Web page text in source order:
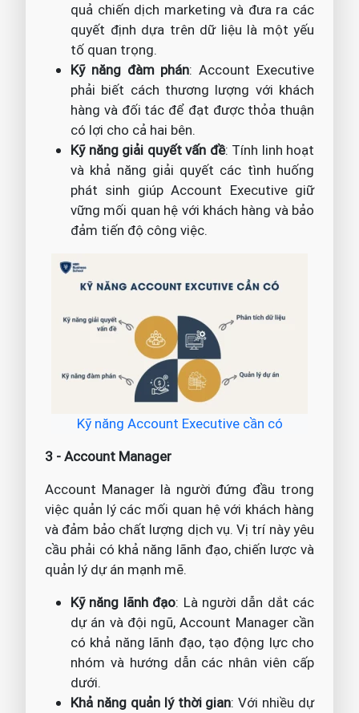
quả chiến dịch marketing và đưa ra các
quyết định dựa trên dữ liệu là một yếu
tố quan trọng.
Kỹ năng đàm phán: Account Executive
phải biết cách thương lượng với khách
hàng và đối tác để đạt được thỏa thuận
có lợi cho cả hai bên.
Kỹ năng giải quyết vấn đề: Tính linh hoạt
và khả năng giải quyết các tình huống
phát sinh giúp Account Executive giữ
vững mối quan hệ với khách hàng và bảo
đảm tiến độ công việc.
Kỹ năng Account Executive cần có
3 - Account Manager
Account Manager là người đứng đầu trong
việc quản lý các mối quan hệ với khách hàng
và đảm bảo chất lượng dịch vụ. Vị trí này yêu
cầu phải có khả năng lãnh đạo, chiến lược và
quản lý dự án mạnh mẽ.
Kỹ năng lãnh đạo: Là người dẫn dắt các
dự án và đội ngũ, Account Manager cần
có khả năng lãnh đạo, tạo động lực cho
nhóm và hướng dẫn các nhân viên cấp
dưới.
Khả năng quản lý thời gian: Với nhiều dự